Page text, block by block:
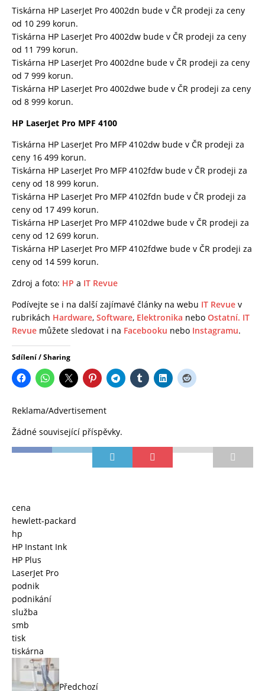
Tiskárna HP LaserJet Pro 4002dn bude v ČR prodeji za ceny
od 10 299 korun.
Tiskárna HP LaserJet Pro 4002dw bude v ČR prodeji za ceny
od 11 799 korun.
Tiskárna HP LaserJet Pro 4002dne bude v ČR prodeji za ceny
od 7 999 korun.
Tiskárna HP LaserJet Pro 4002dwe bude v ČR prodeji za ceny
od 8 999 korun.
HP LaserJet Pro MPF 4100
Tiskárna HP LaserJet Pro MFP 4102dw bude v ČR prodeji za
ceny 16 499 korun.
Tiskárna HP LaserJet Pro MFP 4102fdw bude v ČR prodeji za
ceny od 18 999 korun.
Tiskárna HP LaserJet Pro MFP 4102fdn bude v ČR prodeji za
ceny od 17 499 korun.
Tiskárna HP LaserJet Pro MFP 4102dwe bude v ČR prodeji za
ceny od 12 699 korun.
Tiskárna HP LaserJet Pro MFP 4102fdwe bude v ČR prodeji za
ceny od 14 599 korun.
Zdroj a foto: HP a IT Revue
Podívejte se i na další zajímavé články na webu IT Revue v
rubrikách Hardware, Software, Elektronika nebo Ostatní. IT
Revue můžete sledovat i na Facebooku nebo Instagramu.
Sdílení / Sharing
Reklama/Advertisement
Žádné související příspěvky.
cena
hewlett-packard
hp
HP Instant Ink
HP Plus
LaserJet Pro
podnik
podnikání
služba
smb
tisk
tiskárna
Předchozí